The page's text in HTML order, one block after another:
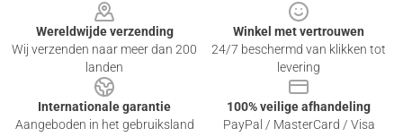
Wereldwijde verzending
Wij verzenden naar meer dan 200
landen
Winkel met vertrouwen
24/7 beschermd van klikken tot
levering
Internationale garantie
Aangeboden in het gebruiksland
100% veilige afhandeling
PayPal / MasterCard / Visa